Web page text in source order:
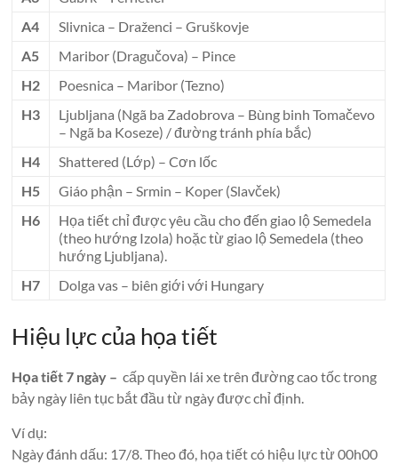
A4
Slivnica – Draženci – Gruškovje
A5
Maribor (Dragučova) – Pince
H2
Poesnica – Maribor (Tezno)
H3
Ljubljana (Ngã ba Zadobrova – Bùng binh Tomačevo
– Ngã ba Koseze) / đường tránh phía bắc)
H4
Shattered (Lớp) – Cơn lốc
H5
Giáo phận – Srmin – Koper (Slavček)
H6
Họa tiết chỉ được yêu cầu cho đến giao lộ Semedela
(theo hướng Izola) hoặc từ giao lộ Semedela (theo
hướng Ljubljana).
H7
Dolga vas – biên giới với Hungary
Hiệu lực của họa tiết
Họa tiết 7 ngày – cấp quyền lái xe trên đường cao tốc trong
bảy ngày liên tục bắt đầu từ ngày được chỉ định.
Ví dụ:
Ngày đánh dấu: 17/8. Theo đó, họa tiết có hiệu lực từ 00h00